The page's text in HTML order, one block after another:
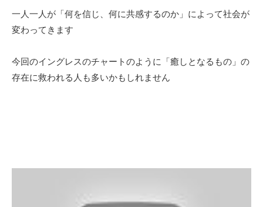
一人一人が「何を信じ、何に共感するのか」によって社会が
変わってきます
今回のイングレスのチャートのように「癒しとなるもの」の
存在に救われる人も多いかもしれません